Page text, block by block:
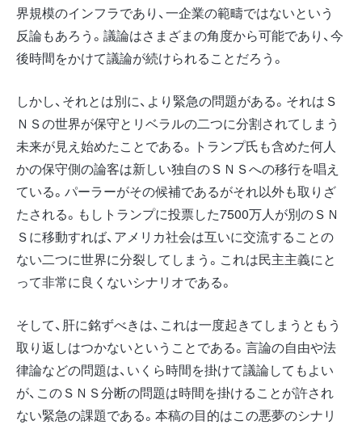
界規模のインフラであり、一企業の範疇ではないという
反論もあろう。議論はさまざまの角度から可能であり、今
後時間をかけて議論が続けられることだろう。
しかし、それとは別に、より緊急の問題がある。それはＳ
ＮＳの世界が保守とリベラルの二つに分割されてしまう
未来が見え始めたことである。トランプ氏も含めた何人
かの保守側の論客は新しい独自のＳＮＳへの移行を唱え
ている。パーラーがその候補であるがそれ以外も取りざ
たされる。もしトランプに投票した7500万人が別のＳＮ
Ｓに移動すれば、アメリカ社会は互いに交流することの
ない二つに世界に分裂してしまう。これは民主主義にと
って非常に良くないシナリオである。
そして、肝に銘ずべきは、これは一度起きてしまうともう
取り返しはつかないということである。言論の自由や法
律論などの問題は、いくら時間を掛けて議論してもよい
が、このＳＮＳ分断の問題は時間を掛けることが許され
ない緊急の課題である。本稿の目的はこの悪夢のシナリ